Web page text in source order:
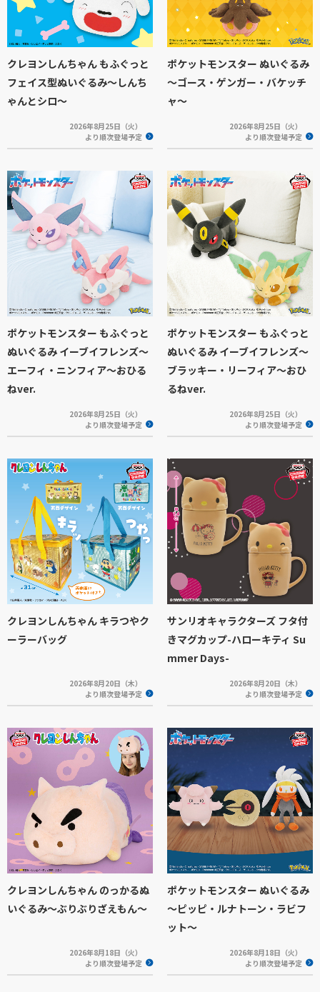
クレヨンしんちゃん もふぐっと
フェイス型ぬいぐるみ～しんち
ゃんとシロ～
2026年8月25日（火）
より順次登場予定
ポケットモンスター ぬいぐるみ
～ゴース・ゲンガー・バケッチ
ャ～
2026年8月25日（火）
より順次登場予定
ポケットモンスター もふぐっと
ぬいぐるみ イーブイフレンズ～
エーフィ・ニンフィア～おひる
ねver.
2026年8月25日（火）
より順次登場予定
ポケットモンスター もふぐっと
ぬいぐるみ イーブイフレンズ～
ブラッキー・リーフィア～おひ
るねver.
2026年8月25日（火）
より順次登場予定
クレヨンしんちゃん キラつやク
ーラーバッグ
2026年8月20日（木）
より順次登場予定
サンリオキャラクターズ フタ付
きマグカップ-ハローキティ Su
mmer Days-
2026年8月20日（木）
より順次登場予定
クレヨンしんちゃん のっかるぬ
いぐるみ～ぶりぶりざえもん～
2026年8月18日（火）
より順次登場予定
ポケットモンスター ぬいぐるみ
～ピッピ・ルナトーン・ラビフ
ット～
2026年8月18日（火）
より順次登場予定